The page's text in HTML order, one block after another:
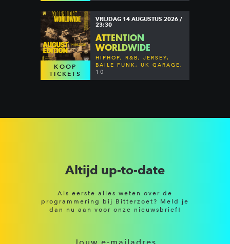
KOOP
TICKETS
VRIJDAG 14 AUGUSTUS 2026 /
23:30
ATTENTION
WORLDWIDE
HIPHOP, R&B, JERSEY,
BAILE FUNK, UK GARAGE,
DANCEHALL & MORE
10
Altijd up-to-date
Als eerste alles weten over de
programmering bij Bitterzoet? Meld je
dan nu aan voor onze nieuwsbrief!